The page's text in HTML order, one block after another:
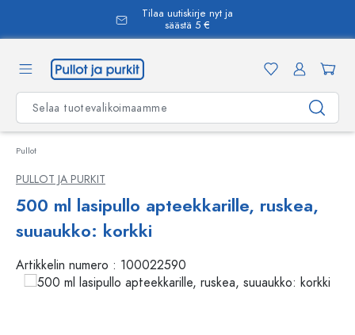
Tilaa uutiskirje nyt ja
säästä 5 €
Pullot
PULLOT JA PURKIT
500 ml lasipullo apteekkarille, ruskea,
suuaukko: korkki
Artikkelin numero : 100022590